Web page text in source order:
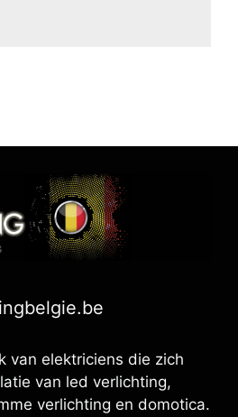
van elektriciens die zich
van led verlichting,
verlichting en domotica.